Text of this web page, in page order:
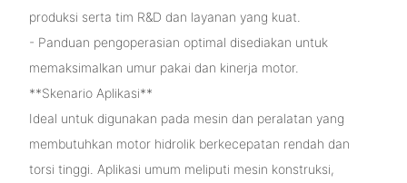
produksi serta tim R&D dan layanan yang kuat.
- Panduan pengoperasian optimal disediakan untuk
memaksimalkan umur pakai dan kinerja motor.
**Skenario Aplikasi**
Ideal untuk digunakan pada mesin dan peralatan yang
membutuhkan motor hidrolik berkecepatan rendah dan
torsi tinggi. Aplikasi umum meliputi mesin konstruksi,